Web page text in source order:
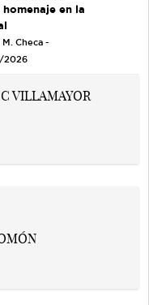
homenaje en la
M. Checa -
2026